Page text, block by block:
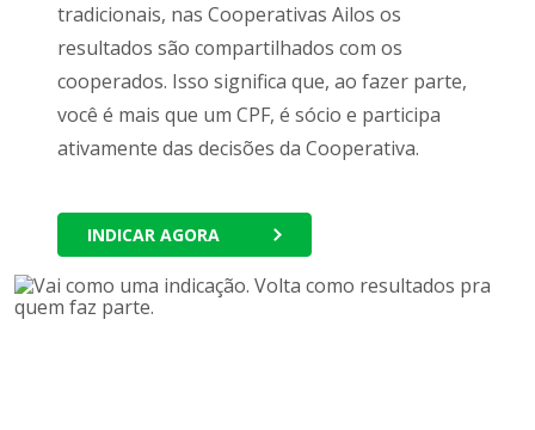
tradicionais, nas Cooperativas Ailos os
resultados são compartilhados com os
cooperados. Isso significa que, ao fazer parte,
você é mais que um CPF, é sócio e participa
ativamente das decisões da Cooperativa.
INDICAR AGORA